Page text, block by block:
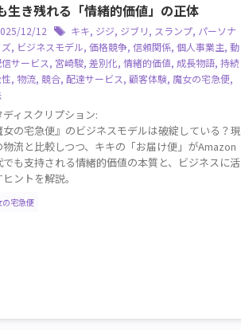
生き残れる「情緒的価値」の正体
12/12 キキ, ジジ, ジブリ, スランプ, パーソナ
, ビジネスモデル, 価格競争, 信頼関係, 個人事業主, 動
サービス, 宮崎駿, 差別化, 情緒的価値, 成長物語, 持続
, 物流, 競合, 配達サービス, 顧客体験, 魔女の宅急便,
ディスクリプション:
女の宅急便』のビジネスモデルは破綻している？現
物流と比較しつつ、キキの「お届け便」がAmazon
でも支持される情緒的価値の本質と、ビジネスに活
ントを解説。
の宅急便